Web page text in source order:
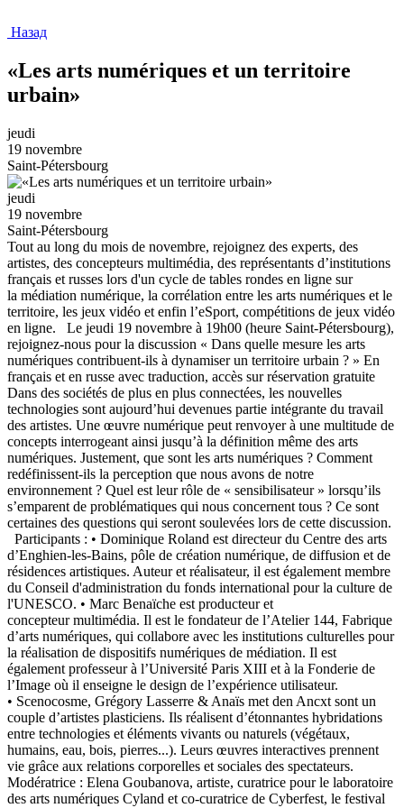
Назад
«Les arts numériques et un territoire
urbain»
jeudi
19 novembre
Saint-Pétersbourg
jeudi
19 novembre
Saint-Pétersbourg
Tout au long du mois de novembre, rejoignez des experts, des
artistes, des concepteurs multimédia, des représentants d’institutions
français et russes lors d'un cycle de tables rondes en ligne sur
la médiation numérique, la corrélation entre les arts numériques et le
territoire, les jeux vidéo et enfin l’eSport, compétitions de jeux vidéo
en ligne. Le jeudi 19 novembre à 19h00 (heure Saint-Pétersbourg),
rejoignez-nous pour la discussion « Dans quelle mesure les arts
numériques contribuent-ils à dynamiser un territoire urbain ? » En
français et en russe avec traduction, accès sur réservation gratuite
Dans des sociétés de plus en plus connectées, les nouvelles
technologies sont aujourd’hui devenues partie intégrante du travail
des artistes. Une œuvre numérique peut renvoyer à une multitude de
concepts interrogeant ainsi jusqu’à la définition même des arts
numériques. Justement, que sont les arts numériques ? Comment
redéfinissent-ils la perception que nous avons de notre
environnement ? Quel est leur rôle de « sensibilisateur » lorsqu’ils
s’emparent de problématiques qui nous concernent tous ? Ce sont
certaines des questions qui seront soulevées lors de cette discussion.
Participants : • Dominique Roland est directeur du Centre des arts
d’Enghien-les-Bains, pôle de création numérique, de diffusion et de
résidences artistiques. Auteur et réalisateur, il est également membre
du Conseil d'administration du fonds international pour la culture de
l'UNESCO. • Marc Benaïche est producteur et
concepteur multimédia. Il est le fondateur de l’Atelier 144, Fabrique
d’arts numériques, qui collabore avec les institutions culturelles pour
la réalisation de dispositifs numériques de médiation. Il est
également professeur à l’Université Paris XIII et à la Fonderie de
l’Image où il enseigne le design de l’expérience utilisateur.
• Scenocosme, Grégory Lasserre & Anaïs met den Ancxt sont un
couple d’artistes plasticiens. Ils réalisent d’étonnantes hybridations
entre technologies et éléments vivants ou naturels (végétaux,
humains, eau, bois, pierres...). Leurs œuvres interactives prennent
vie grâce aux relations corporelles et sociales des spectateurs.
Modératrice : Elena Goubanova, artiste, curatrice pour le laboratoire
des arts numériques Cyland et co-curatrice de Cyberfest, le festival